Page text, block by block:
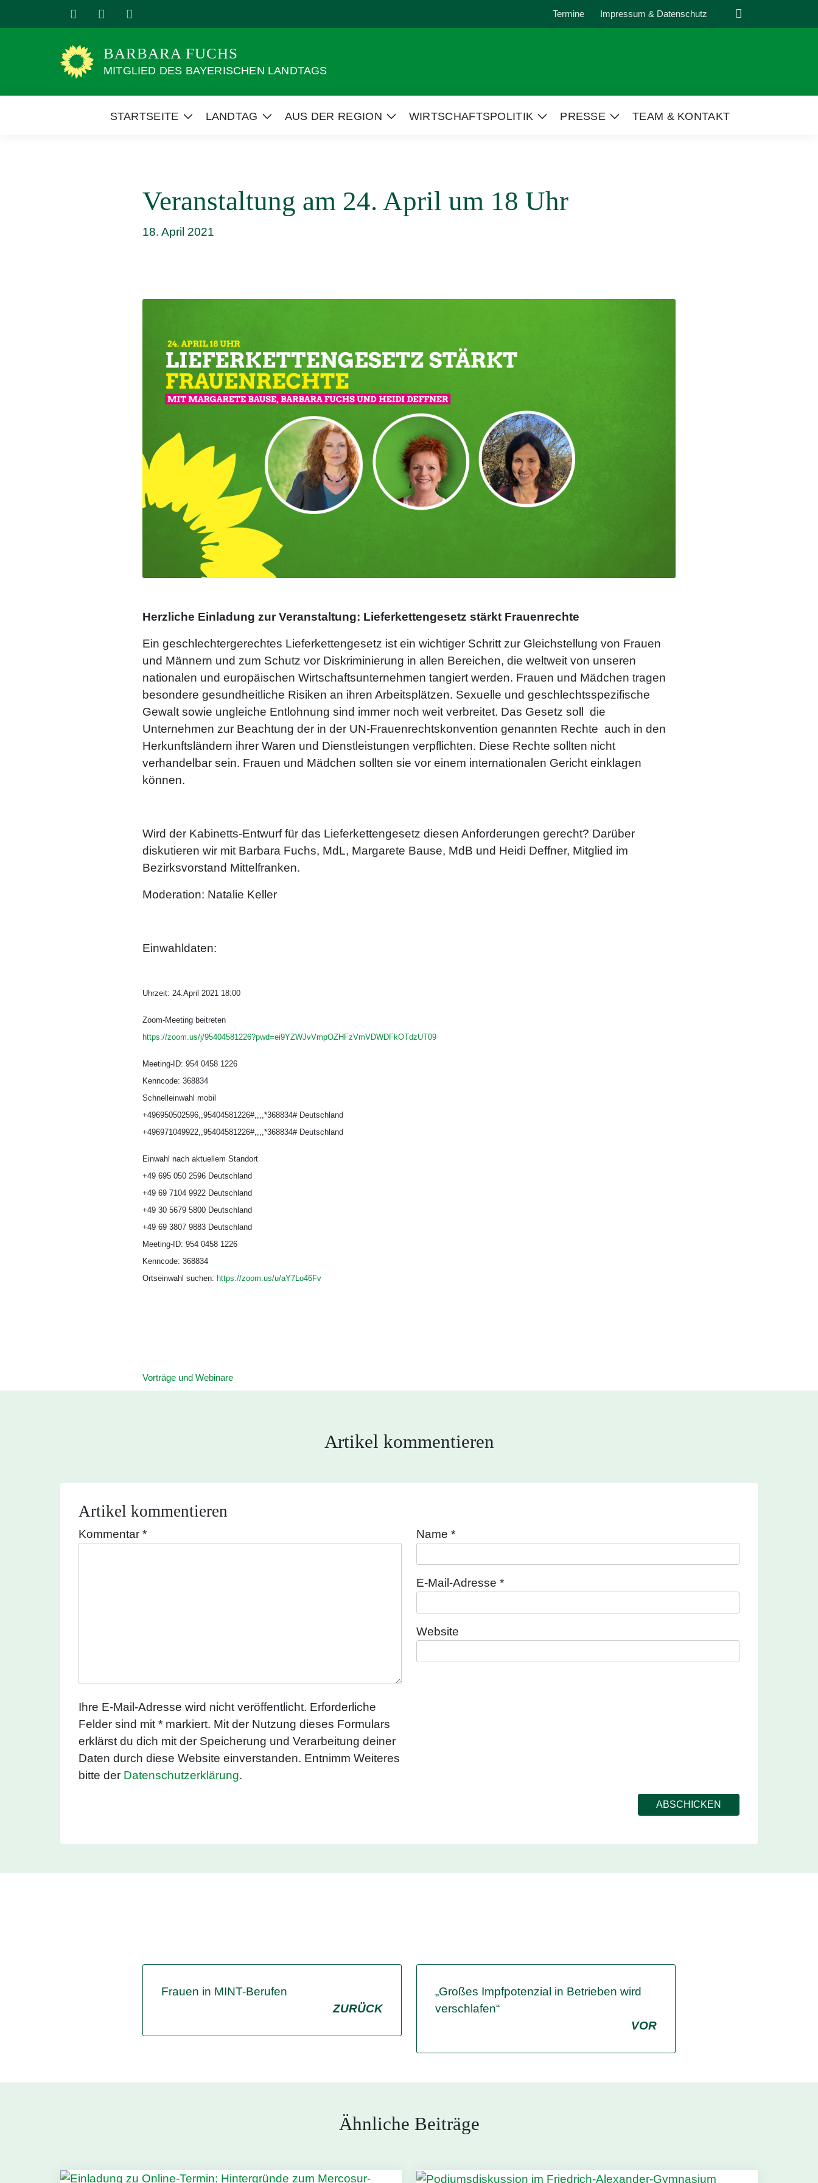
Termine Impressum & Datenschutz Suche
BARBARA FUCHS
MITGLIED DES BAYERISCHEN LANDTAGS
STARTSEITE
Zeige
LANDTAG
Zeige
AUS DER REGION
Zeige
WIRTSCHAFTSPOLITIK
Zeige
PRESSE
Zeige
TEAM & KONTAKT
Veranstaltung am 24. April um 18 Uhr
18. April 2021
Herzliche Einladung zur Veranstaltung: Lieferkettengesetz stärkt Frauenrechte
Ein geschlechtergerechtes Lieferkettengesetz ist ein wichtiger Schritt zur Gleichstellung von Frauen
und Männern und zum Schutz vor Diskriminierung in allen Bereichen, die weltweit von unseren
nationalen und europäischen Wirtschaftsunternehmen tangiert werden. Frauen und Mädchen tragen
besondere gesundheitliche Risiken an ihren Arbeitsplätzen. Sexuelle und geschlechtsspezifische
Gewalt sowie ungleiche Entlohnung sind immer noch weit verbreitet. Das Gesetz soll die
Unternehmen zur Beachtung der in der UN-Frauenrechtskonvention genannten Rechte auch in den
Herkunftsländern ihrer Waren und Dienstleistungen verpflichten. Diese Rechte sollten nicht
verhandelbar sein. Frauen und Mädchen sollten sie vor einem internationalen Gericht einklagen
können.
Wird der Kabinetts-Entwurf für das Lieferkettengesetz diesen Anforderungen gerecht? Darüber
diskutieren wir mit Barbara Fuchs, MdL, Margarete Bause, MdB und Heidi Deffner, Mitglied im
Bezirksvorstand Mittelfranken.
Moderation: Natalie Keller
Einwahldaten:
Uhrzeit: 24.April 2021 18:00
Zoom-Meeting beitreten
https://zoom.us/j/95404581226?pwd=ei9YZWJvVmpOZHFzVmVDWDFkOTdzUT09
Meeting-ID: 954 0458 1226
Kenncode: 368834
Schnelleinwahl mobil
+496950502596,,95404581226#,,,,*368834# Deutschland
+496971049922,,95404581226#,,,,*368834# Deutschland
Einwahl nach aktuellem Standort
+49 695 050 2596 Deutschland
+49 69 7104 9922 Deutschland
+49 30 5679 5800 Deutschland
+49 69 3807 9883 Deutschland
Meeting-ID: 954 0458 1226
Kenncode: 368834
Ortseinwahl suchen: https://zoom.us/u/aY7Lo46Fv
Vorträge und Webinare
Artikel kommentieren
Artikel kommentieren
Kommentar *
Ihre E-Mail-Adresse wird nicht veröffentlicht. Erforderliche
Felder sind mit * markiert. Mit der Nutzung dieses Formulars
erklärst du dich mit der Speicherung und Verarbeitung deiner
Daten durch diese Website einverstanden. Entnimm Weiteres
bitte der Datenschutzerklärung.
Name *
E-Mail-Adresse *
Website
Frauen in MINT-Berufen
ZURÜCK
„Großes Impfpotenzial in Betrieben wird
verschlafen“
VOR
Ähnliche Beiträge